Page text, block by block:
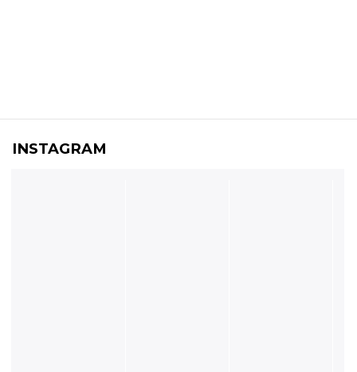
INSTAGRAM